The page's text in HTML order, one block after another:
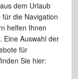
dem Urlaub
die Navigation
helfen Ihnen
Eine Auswahl der
für
Sie hier: